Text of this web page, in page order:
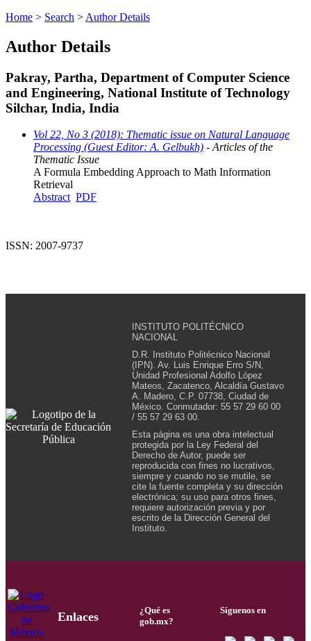
Home > Search > Author Details
Author Details
Pakray, Partha, Department of Computer Science
and Engineering, National Institute of Technology
Silchar, India, India
Vol 22, No 3 (2018): Thematic issue on Natural Language
Processing (Guest Editor: A. Gelbukh) - Articles of the
Thematic Issue
A Formula Embedding Approach to Math Information
Retrieval
Abstract PDF
ISSN: 2007-9737
INSTITUTO POLITÉCNICO
NACIONAL
D.R. Instituto Politécnico Nacional
(IPN). Av. Luis Enrique Erro S/N,
Unidad Profesional Adolfo López
Mateos, Zacatenco, Alcaldía Gustavo
A. Madero, C.P. 07738, Ciudad de
México. Conmutador: 55 57 29 60 00
/ 55 57 29 63 00.
Esta página es una obra intelectual
protegida por la Ley Federal del
Derecho de Autor, puede ser
reproducida con fines no lucrativos,
siempre y cuando no se mutile, se
cite la fuente completa y su dirección
electrónica; su uso para otros fines,
requiere autorización previa y por
escrito de la Dirección General del
Instituto.
Enlaces
¿Qué es
gob.mx?
Síguenos en